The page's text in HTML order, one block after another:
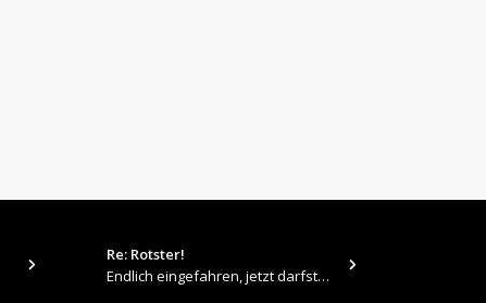
Re: Rotster!
Endlich eingefahren, jetzt darfste Vollgas geben 👍